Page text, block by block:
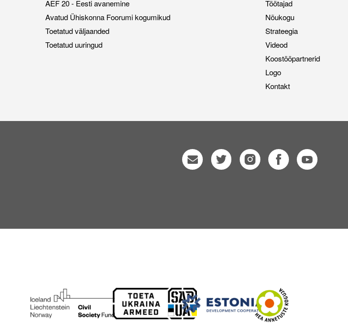
AEF 20 - Eesti avanemine
Avatud Ühiskonna Foorumi kogumikud
Toetatud väljaanded
Toetatud uuringud
Töötajad
Nõukogu
Strateegia
Videod
Koostööpartnerid
Logo
Kontakt